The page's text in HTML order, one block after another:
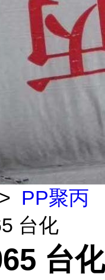
> PP聚丙
台化
台化